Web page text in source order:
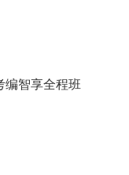
编智享全程班